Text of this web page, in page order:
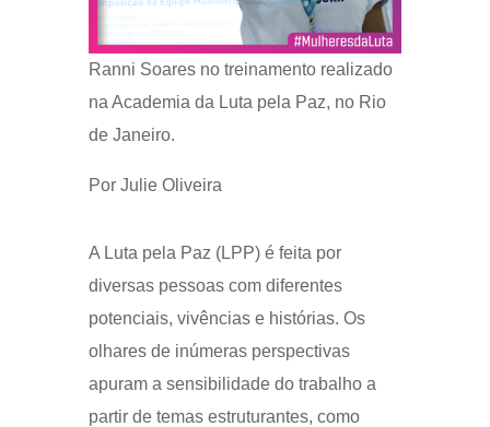
Ranni Soares no treinamento realizado
na Academia da Luta pela Paz, no Rio
de Janeiro.
Por Julie Oliveira
A Luta pela Paz (LPP) é feita por
diversas pessoas com diferentes
potenciais, vivências e histórias. Os
olhares de inúmeras perspectivas
apuram a sensibilidade do trabalho a
partir de temas estruturantes, como